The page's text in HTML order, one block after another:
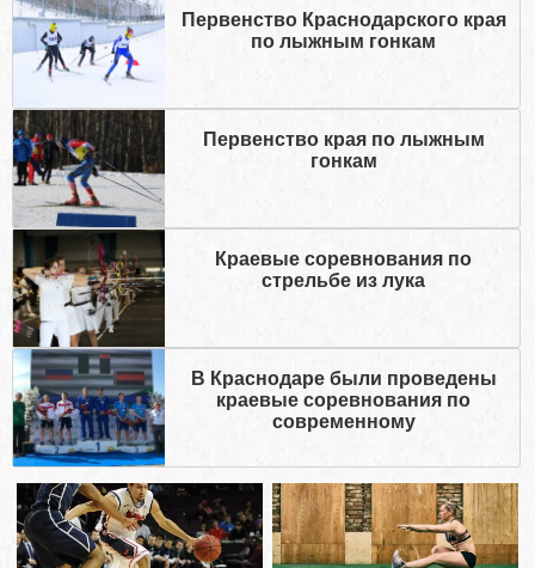
Первенство Краснодарского края
по лыжным гонкам
Первенство края по лыжным
гонкам
Краевые соревнования по
стрельбе из лука
В Краснодаре были проведены
краевые соревнования по
современному